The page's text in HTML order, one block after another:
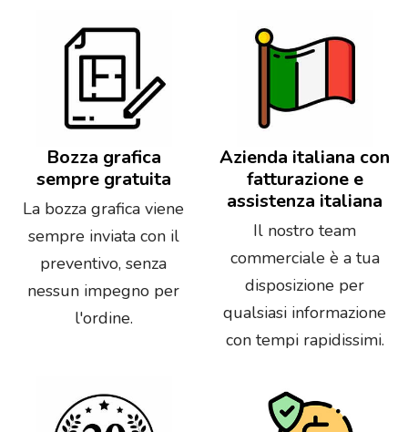
Bozza grafica
sempre gratuita
La bozza grafica viene
sempre inviata con il
preventivo, senza
nessun impegno per
l'ordine.
Azienda italiana con
fatturazione e
assistenza italiana
Il nostro team
commerciale è a tua
disposizione per
qualsiasi informazione
con tempi rapidissimi.